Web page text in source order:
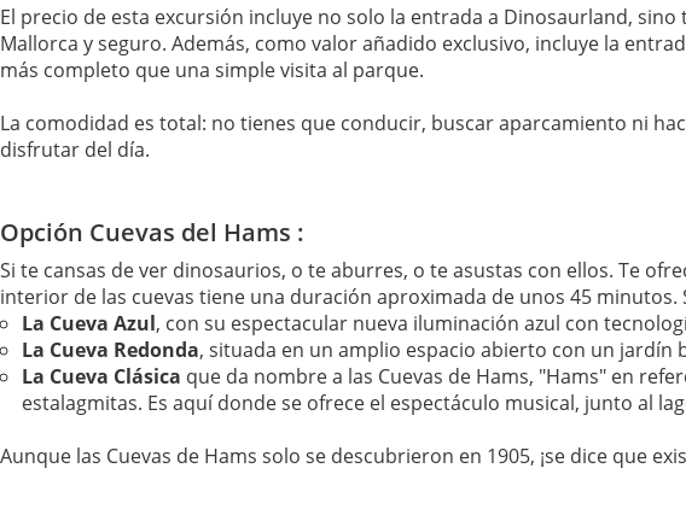
El precio de esta excursión incluye no solo la entrada a Dinosaurland,
Mallorca y seguro. Además, como valor añadido exclusivo, incluye la
más completo que una simple visita al parque.
La comodidad es total: no tienes que conducir, buscar aparcamiento ni
disfrutar del día.
Opción Cuevas del Hams :
Si te cansas de ver dinosaurios, o te aburres, o te asustas con ellos. Te
interior de las cuevas tiene una duración aproximada de unos 45
La Cueva Azul, con su espectacular nueva iluminación azul con
La Cueva Redonda, situada en un amplio espacio abierto con un jardín
La Cueva Clásica que da nombre a las Cuevas de Hams, "Hams" en
estalagmitas. Es aquí donde se ofrece el espectáculo musical, junto al
Aunque las Cuevas de Hams solo se descubrieron en 1905, ¡se dice que